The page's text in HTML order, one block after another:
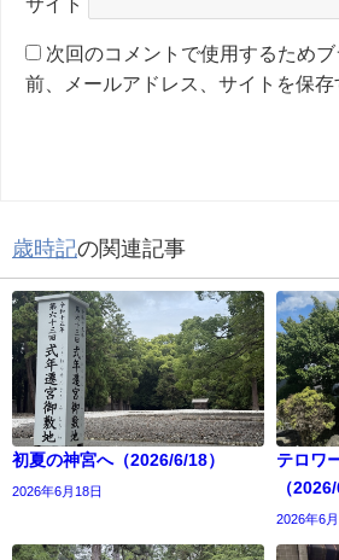
次回のコメントで使用するため
前、メールアドレス、サイトを保存
歳時記の関連記事
初夏の神宮へ（2026/6/18）
2026年6月18日
テロワ
（
2026年6